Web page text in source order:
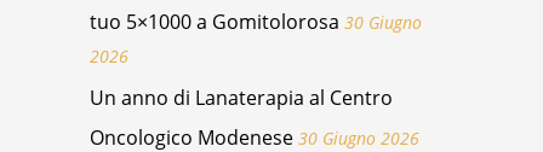
tuo 5×1000 a Gomitolorosa 30 Giugno
2026
Un anno di Lanaterapia al Centro
Oncologico Modenese 30 Giugno 2026